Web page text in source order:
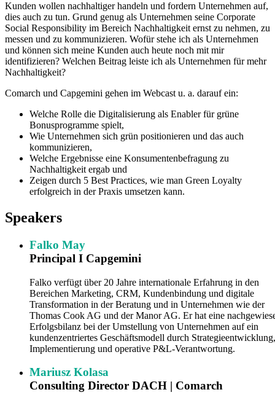
Kunden wollen nachhaltiger handeln und fordern Unternehmen auf,
dies auch zu tun. Grund genug als Unternehmen seine Corporate
Social Responsibility im Bereich Nachhaltigkeit ernst zu nehmen, zu
messen und zu kommunizieren. Wofür stehe ich als Unternehmen
und können sich meine Kunden auch heute noch mit mir
identifizieren? Welchen Beitrag leiste ich als Unternehmen für mehr
Nachhaltigkeit?
Comarch und Capgemini gehen im Webcast u. a. darauf ein:
Welche Rolle die Digitalisierung als Enabler für grüne
Bonusprogramme spielt,
Wie Unternehmen sich grün positionieren und das auch
kommunizieren,
Welche Ergebnisse eine Konsumentenbefragung zu
Nachhaltigkeit ergab und
Zeigen durch 5 Best Practices, wie man Green Loyalty
erfolgreich in der Praxis umsetzen kann.
Speakers
Falko May
Principal I Capgemini
Falko verfügt über 20 Jahre internationale Erfahrung in den
Bereichen Marketing, CRM, Kundenbindung und digitale
Transformation in der Beratung und in Unternehmen wie der
Thomas Cook AG und der Manor AG. Er hat eine
Erfolgsbilanz bei der Umstellung von Unternehmen auf ein
kundenzentriertes Geschäftsmodell durch Strategieentwicklung,
Implementierung und operative P&L-Verantwortung.
Mariusz Kolasa
Consulting Director DACH | Comarch